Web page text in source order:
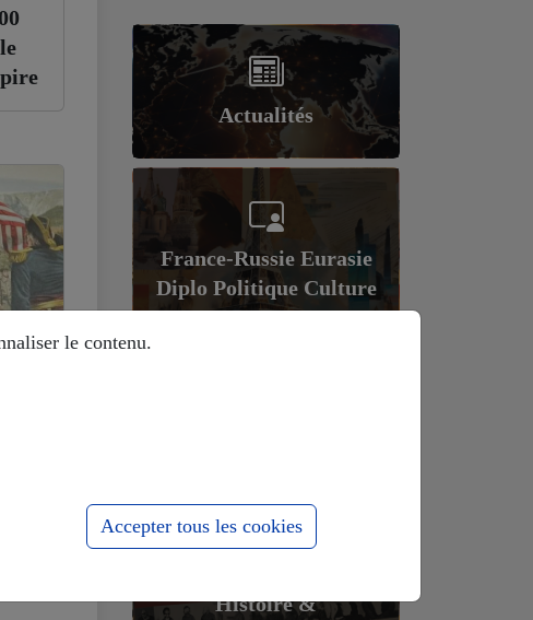
Actualités
France-Russie Eurasie
Diplo Politique Culture
Histoire &
le contenu.
Accepter tous les cookies